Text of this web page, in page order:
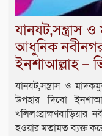
যানযট,সন্ত্রাস
আধুনিক
ইনশাআল্লাহ –
যানযট,সন্ত্রাস ও
উপহার দিবো
খলিলঃব্রাহ্মণবাড়িয়ার
হওয়ার মতামত ব্যক্ত